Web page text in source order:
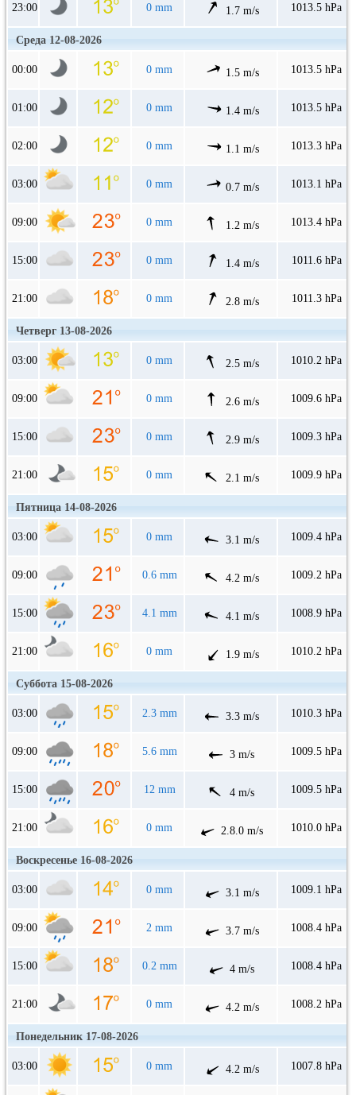
23:00 0 mm 1.7 m/s 1013.5 hPa
Среда 12-08-2026
00:00 0 mm 1.5 m/s 1013.5 hPa
01:00 0 mm 1.4 m/s 1013.5 hPa
02:00 0 mm 1.1 m/s 1013.3 hPa
03:00 0 mm 0.7 m/s 1013.1 hPa
09:00 0 mm 1.2 m/s 1013.4 hPa
15:00 0 mm 1.4 m/s 1011.6 hPa
21:00 0 mm 2.8 m/s 1011.3 hPa
Четверг 13-08-2026
03:00 0 mm 2.5 m/s 1010.2 hPa
09:00 0 mm 2.6 m/s 1009.6 hPa
15:00 0 mm 2.9 m/s 1009.3 hPa
21:00 0 mm 2.1 m/s 1009.9 hPa
Пятница 14-08-2026
03:00 0 mm 3.1 m/s 1009.4 hPa
09:00 0.6 mm 4.2 m/s 1009.2 hPa
15:00 4.1 mm 4.1 m/s 1008.9 hPa
21:00 0 mm 1.9 m/s 1010.2 hPa
Суббота 15-08-2026
03:00 2.3 mm 3.3 m/s 1010.3 hPa
09:00 5.6 mm 3 m/s 1009.5 hPa
15:00 12 mm 4 m/s 1009.5 hPa
21:00 0 mm 2.8.0 m/s 1010.0 hPa
Воскресенье 16-08-2026
03:00 0 mm 3.1 m/s 1009.1 hPa
09:00 2 mm 3.7 m/s 1008.4 hPa
15:00 0.2 mm 4 m/s 1008.4 hPa
21:00 0 mm 4.2 m/s 1008.2 hPa
Понедельник 17-08-2026
03:00 0 mm 4.2 m/s 1007.8 hPa